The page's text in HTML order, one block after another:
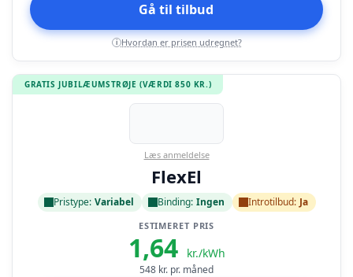
Gå til tilbud
i Hvordan er prisen udregnet?
GRATIS JUBILÆUMSTRØJE (VÆRDI 850 KR.)
Læs anmeldelse
FlexEl
Pristype: Variabel Binding: Ingen Introtilbud: Ja
ESTIMERET PRIS
1,64 kr./kWh
548 kr. pr. måned